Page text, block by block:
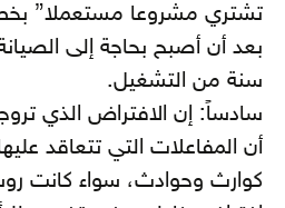
تشتري مشروعا مستعملا”
سنة من التشغيل.
سادساً: إن الافتراض الذي
أن المفاعلات التي تتعاقد
كوارث وحوادث، سواء كانت